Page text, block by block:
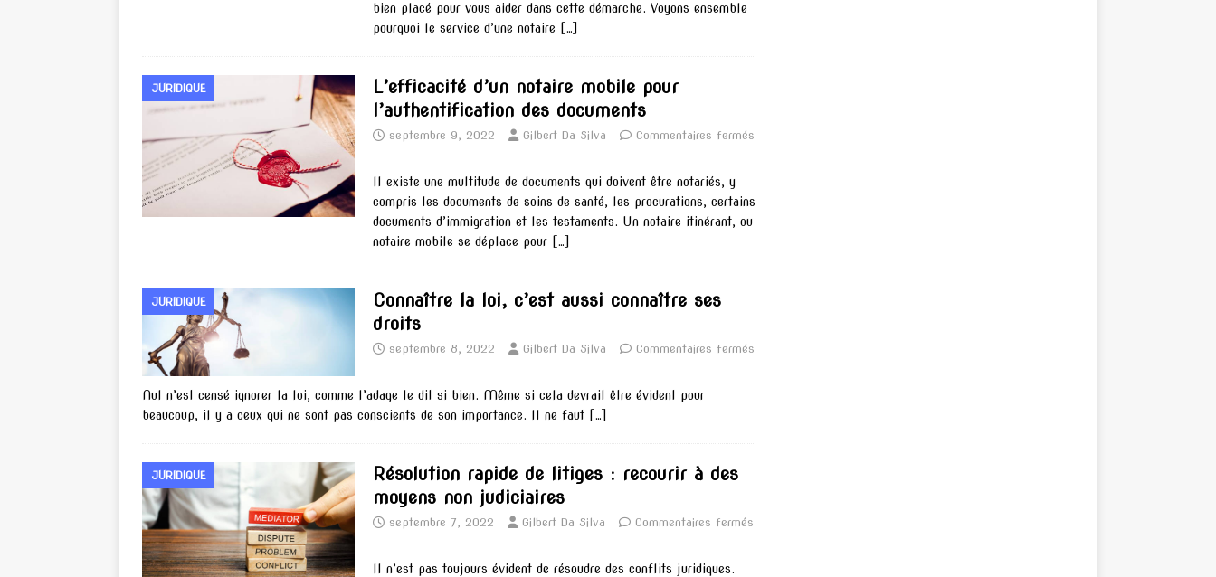
bien placé pour vous aider dans cette démarche. Voyons ensemble
pourquoi le service d’une notaire
[…]
JURIDIQUE
L’efficacité d’un notaire mobile pour
l’authentification des documents
septembre 9, 2022 Gilbert Da Silva Commentaires fermés
Il existe une multitude de documents qui doivent être notariés, y
compris les documents de soins de santé, les procurations, certains
documents d’immigration et les testaments. Un notaire itinérant, ou
notaire mobile se déplace pour
[…]
JURIDIQUE
Connaître la loi, c’est aussi connaître ses
droits
septembre 8, 2022 Gilbert Da Silva Commentaires fermés
Nul n’est censé ignorer la loi, comme l’adage le dit si bien. Même si cela devrait être évident pour
beaucoup, il y a ceux qui ne sont pas conscients de son importance. Il ne faut
[…]
JURIDIQUE
Résolution rapide de litiges : recourir à des
moyens non judiciaires
septembre 7, 2022 Gilbert Da Silva Commentaires fermés
Il n’est pas toujours évident de résoudre des conflits juridiques.